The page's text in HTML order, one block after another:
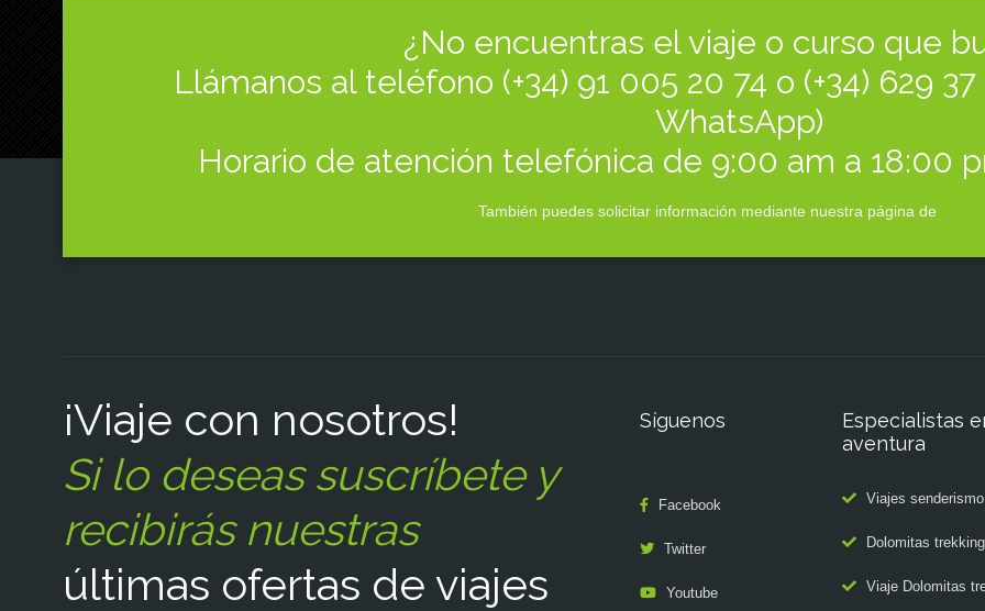
¿No encuentras el viaje o curso que
Llámanos al teléfono (+34) 91 005 20 74 o (+34) 629
WhatsApp)
Horario de atención telefónica de 9:00 am a 18:00
También puedes solicitar información mediante nuestra página de
¡Viaje con nosotros!
Si lo deseas suscríbete y
recibirás nuestras
últimas ofertas de viajes
Síguenos
Facebook
Twitter
Youtube
Especialistas
aventura
Viajes senderismo
Dolomitas trekking
Viaje Dolomitas